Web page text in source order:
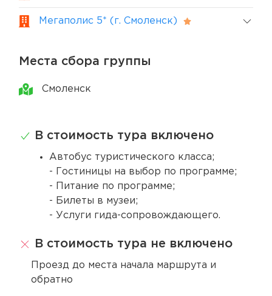
Мегаполис 5* (г. Смоленск)
Места сбора группы
Смоленск
В стоимость тура включено
Автобус туристического класса;
- Гостиницы на выбор по программе;
- Питание по программе;
- Билеты в музеи;
- Услуги гида-сопровождающего.
В стоимость тура не включено
Проезд до места начала маршрута и
обратно